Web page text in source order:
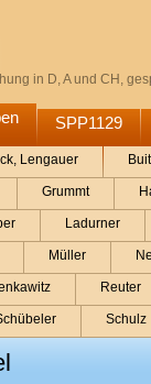
D, A und CH,
SPP1129
Lengauer
Grummt
Ladurner
Müller
Reuter
Schulz